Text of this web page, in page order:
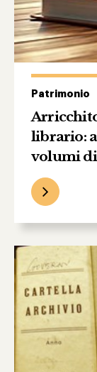
Patrimonio
librario:
volumi di